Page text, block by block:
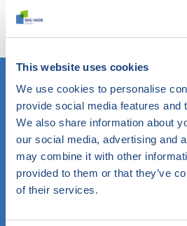
This website uses cookies
We use cookies to personalise
provide social media features and
We also share information about
our social media, advertising and
may combine it with other
provided to them or that they’ve
of their services.
website op elk gewenst
weten wat SKG-IKOB hierbinnen
Weet u wat u zoekt? Gebruik dan dit
OF
Kies een onderwerp